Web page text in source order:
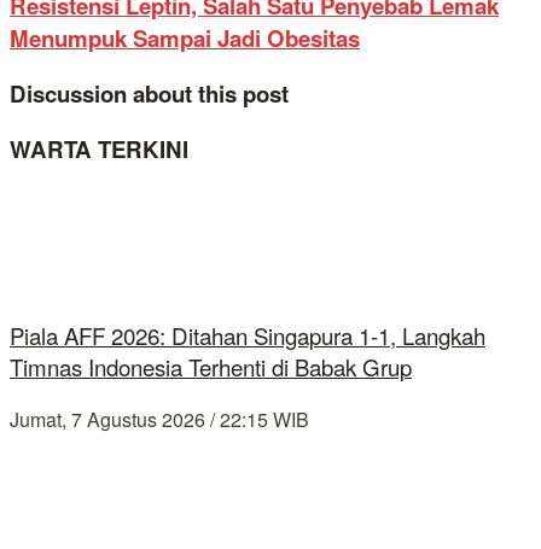
Menumpuk Sampai Jadi Obesitas
Discussion about this post
WARTA TERKINI
Piala AFF 2026: Ditahan Singapura 1-1, Langkah
Timnas Indonesia Terhenti di Babak Grup
Jumat, 7 Agustus 2026 / 22:15 WIB